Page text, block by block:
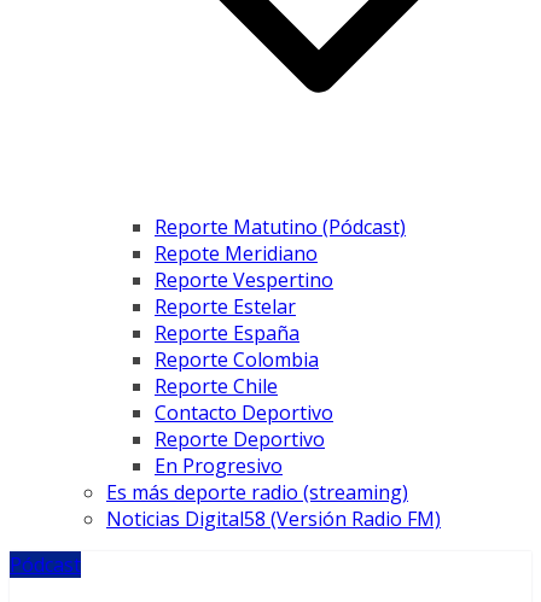
Reporte Matutino (Pódcast)
Repote Meridiano
Reporte Vespertino
Reporte Estelar
Reporte España
Reporte Colombia
Reporte Chile
Contacto Deportivo
Reporte Deportivo
En Progresivo
Es más deporte radio (streaming)
Noticias Digital58 (Versión Radio FM)
Pódcast